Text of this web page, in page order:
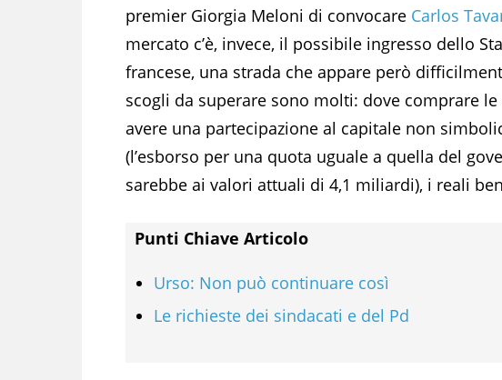
premier Giorgia Meloni di convocare Carlos
mercato c’è, invece, il possibile ingresso dello
francese, una strada che appare però
scogli da superare sono molti: dove comprare
avere una partecipazione al capitale non
(l’esborso per una quota uguale a quella del
sarebbe ai valori attuali di 4,1 miliardi), i reali
Punti Chiave Articolo
Urso: Non può continuare così
Le richieste dei sindacati e del Pd